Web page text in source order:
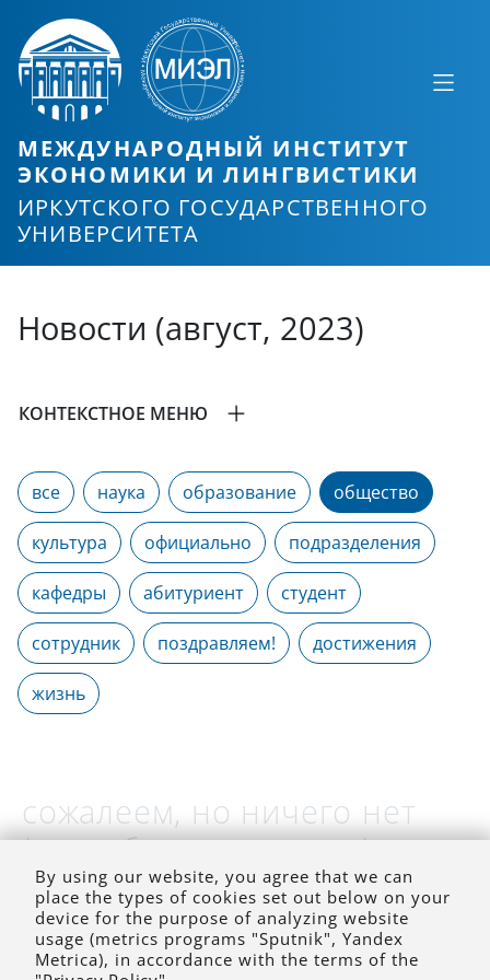
МЕЖДУНАРОДНЫЙ ИНСТИТУТ
ЭКОНОМИКИ И ЛИНГВИСТИКИ
ИРКУТСКОГО ГОСУДАРСТВЕННОГО
УНИВЕРСИТЕТА
Новости (август, 2023)
КОНТЕКСТНОЕ МЕНЮ
все наука образование общество
культура официально подразделения
кафедры абитуриент студент
сотрудник поздравляем! достижения
жизнь
сожалеем, но ничего нет
(на выбранное время)
By using our website, you agree that we can
place the types of cookies set out below on your
device for the purpose of analyzing website
usage (metrics programs "Sputnik", Yandex
Metrica), in accordance with the terms of the